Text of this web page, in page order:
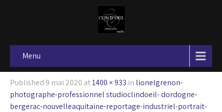
Menu
Published 9 mai 2020 at1400 × 933 in lionelgrenon-
photographe-professionnel studioclindoeil- dordogne-
bergerac-nouvelleaquitaine-reportage-industriel-portrait-